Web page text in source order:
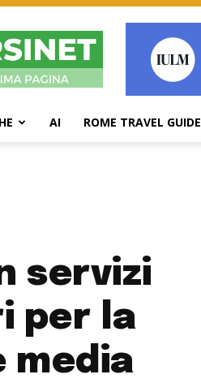
AI ROME TRAVEL GUIDE
servizi
per la
media